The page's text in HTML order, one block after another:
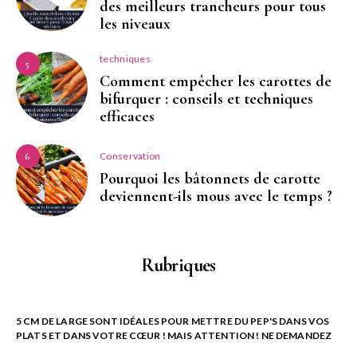
des meilleurs trancheurs pour tous
les niveaux
5 techniques
Comment empêcher les carottes de
bifurquer : conseils et techniques
efficaces
6 Conservation
Pourquoi les bâtonnets de carotte
deviennent-ils mous avec le temps ?
Rubriques
5 CM DE LARGE SONT IDÉALES POUR METTRE DU PEP'S DANS VOS
PLATS ET DANS VOTRE CŒUR ! MAIS ATTENTION ! NE DEMANDEZ